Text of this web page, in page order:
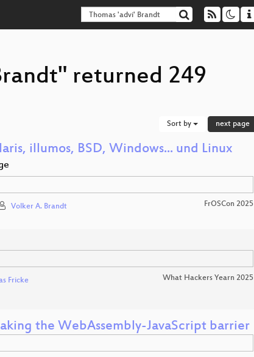
returned 249
Sort by next page
illumos, BSD, Windows... und Linux
Volker A. Brandt FrOSCon 2025
Fricke What Hackers Yearn 2025
the WebAssembly-JavaScript barrier